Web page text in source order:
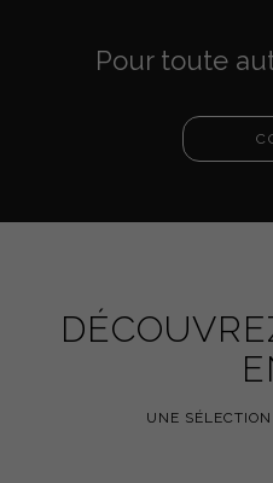
Pour toute
UNE